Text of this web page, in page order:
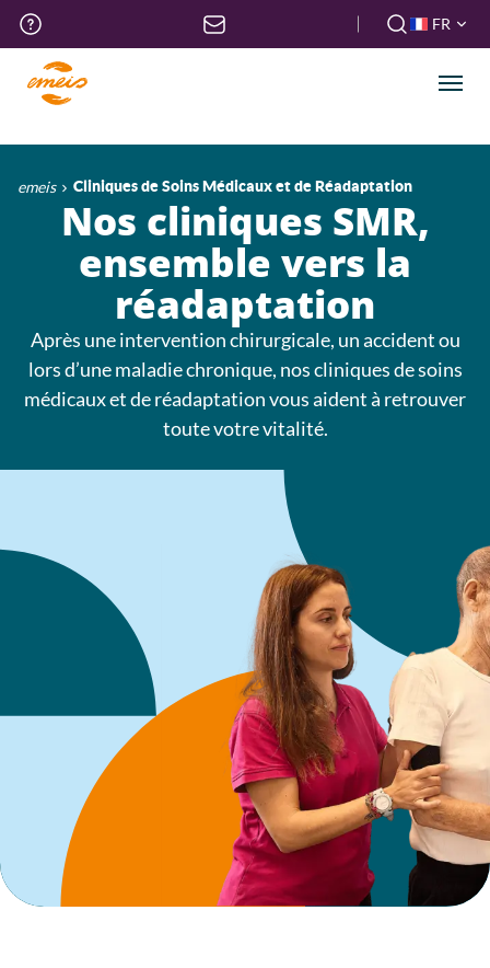
Aller
contenu
principal
Menu
haut
page
FR
FR
EN
Fil
d'Ariane
emeis Cliniques de Soins Médicaux et de Réadaptation
Nos cliniques SMR,
ensemble vers la
réadaptation
Après une intervention chirurgicale, un accident ou
lors d’une maladie chronique, nos cliniques de soins
médicaux et de réadaptation vous aident à retrouver
toute votre vitalité.